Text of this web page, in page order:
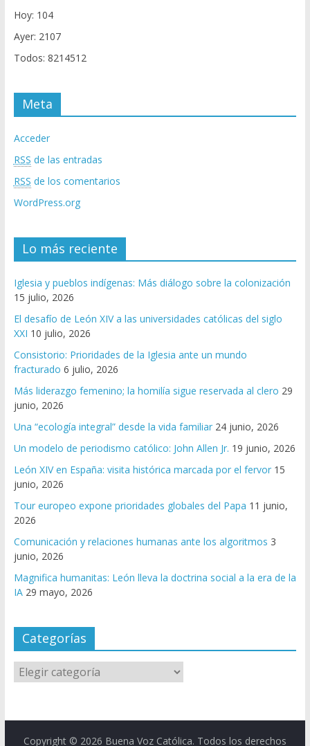
Hoy: 104
Ayer: 2107
Todos: 8214512
Meta
Acceder
RSS de las entradas
RSS de los comentarios
WordPress.org
Lo más reciente
Iglesia y pueblos indígenas: Más diálogo sobre la colonización
15 julio, 2026
El desafío de León XIV a las universidades católicas del siglo
XXI 10 julio, 2026
Consistorio: Prioridades de la Iglesia ante un mundo
fracturado 6 julio, 2026
Más liderazgo femenino; la homilía sigue reservada al clero 29
junio, 2026
Una “ecología integral” desde la vida familiar 24 junio, 2026
Un modelo de periodismo católico: John Allen Jr. 19 junio, 2026
León XIV en España: visita histórica marcada por el fervor 15
junio, 2026
Tour europeo expone prioridades globales del Papa 11 junio,
2026
Comunicación y relaciones humanas ante los algoritmos 3
junio, 2026
Magnifica humanitas: León lleva la doctrina social a la era de la
IA 29 mayo, 2026
Categorías
Copyright © 2026 Buena Voz Católica. Todos los derechos